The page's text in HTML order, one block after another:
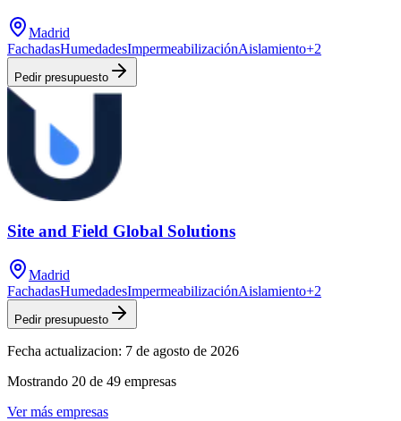
Madrid
FachadasHumedadesImpermeabilizaciónAislamiento+2
Pedir presupuesto
Site and Field Global Solutions
Madrid
FachadasHumedadesImpermeabilizaciónAislamiento+2
Pedir presupuesto
Fecha actualizacion: 7 de agosto de 2026
Mostrando 20 de 49 empresas
Ver más empresas